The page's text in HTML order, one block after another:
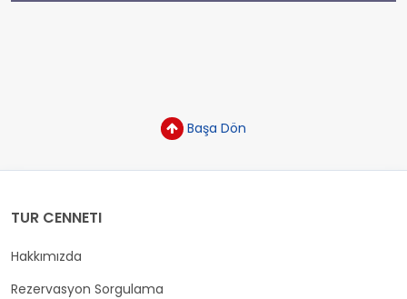
Başa Dön
TUR CENNETI
Hakkımızda
Rezervasyon Sorgulama